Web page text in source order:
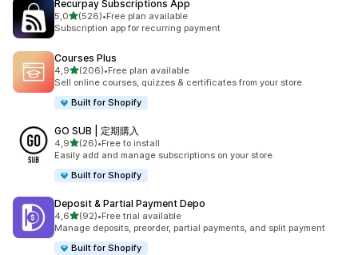
Recurpay Subscriptions App
5,0z 5 hvězd
(526)
Celkový počet recenzí: 526
•Free plan available
Subscription app for recurring payment
Courses Plus
4,9z 5 hvězd
(206)
Celkový počet recenzí: 206
•Free plan available
Sell online courses, quizzes & certificates from your store
Built for Shopify
GO SUB | 定期購入
4,9z 5 hvězd
(26)
Celkový počet recenzí: 26
•Free to install
Easily add and manage subscriptions on your store.
Built for Shopify
Deposit & Partial Payment Depo
4,6z 5 hvězd
(92)
Celkový počet recenzí: 92
•Free trial available
Manage deposits, preorder, partial payments, and split payment
Built for Shopify